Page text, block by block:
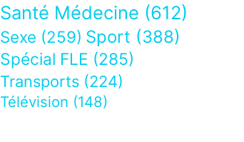
Santé Médecine (612)
Sexe (259) Sport (388)
Spécial FLE (285)
Transports (224)
Télévision (148)